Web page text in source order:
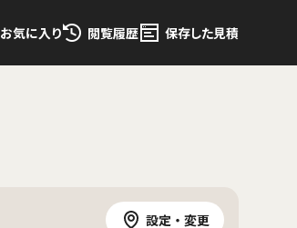
お気に入り 閲覧履歴 保存した見積
設定・変更